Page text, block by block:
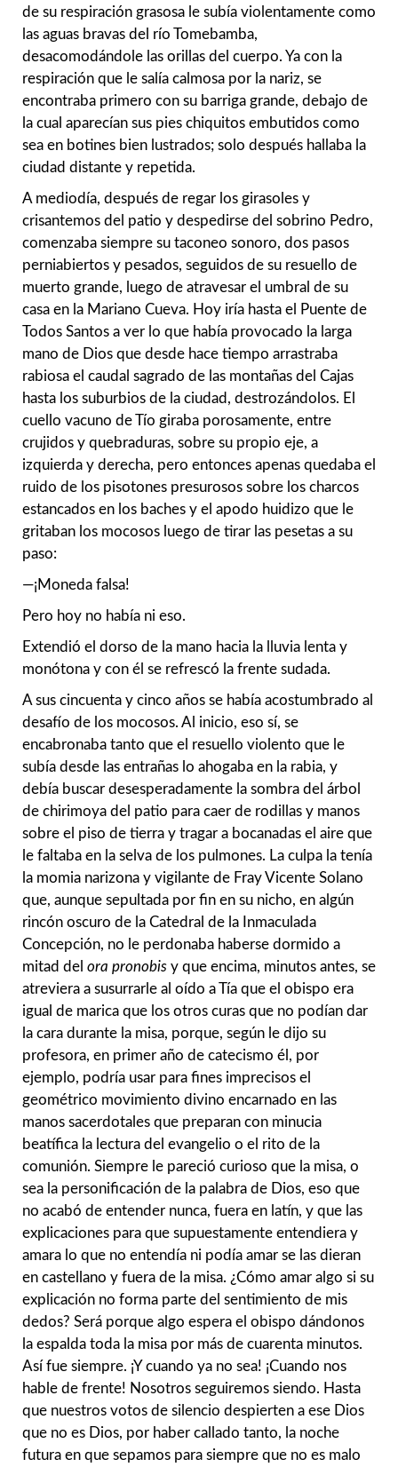
de su respiración grasosa le subía violentamente como
las aguas bravas del río Tomebamba,
desacomodándole las orillas del cuerpo. Ya con la
respiración que le salía calmosa por la nariz, se
encontraba primero con su barriga grande, debajo de
la cual aparecían sus pies chiquitos embutidos como
sea en botines bien lustrados; solo después hallaba la
ciudad distante y repetida.
A mediodía, después de regar los girasoles y
crisantemos del patio y despedirse del sobrino Pedro,
comenzaba siempre su taconeo sonoro, dos pasos
perniabiertos y pesados, seguidos de su resuello de
muerto grande, luego de atravesar el umbral de su
casa en la Mariano Cueva. Hoy iría hasta el Puente de
Todos Santos a ver lo que había provocado la larga
mano de Dios que desde hace tiempo arrastraba
rabiosa el caudal sagrado de las montañas del Cajas
hasta los suburbios de la ciudad, destrozándolos. El
cuello vacuno de Tío giraba porosamente, entre
crujidos y quebraduras, sobre su propio eje, a
izquierda y derecha, pero entonces apenas quedaba el
ruido de los pisotones presurosos sobre los charcos
estancados en los baches y el apodo huidizo que le
gritaban los mocosos luego de tirar las pesetas a su
paso:
—¡Moneda falsa!
Pero hoy no había ni eso.
Extendió el dorso de la mano hacia la lluvia lenta y
monótona y con él se refrescó la frente sudada.
A sus cincuenta y cinco años se había acostumbrado al
desafío de los mocosos. Al inicio, eso sí, se
encabronaba tanto que el resuello violento que le
subía desde las entrañas lo ahogaba en la rabia, y
debía buscar desesperadamente la sombra del árbol
de chirimoya del patio para caer de rodillas y manos
sobre el piso de tierra y tragar a bocanadas el aire que
le faltaba en la selva de los pulmones. La culpa la tenía
la momia narizona y vigilante de Fray Vicente Solano
que, aunque sepultada por fin en su nicho, en algún
rincón oscuro de la Catedral de la Inmaculada
Concepción, no le perdonaba haberse dormido a
mitad del ora pronobis y que encima, minutos antes, se
atreviera a susurrarle al oído a Tía que el obispo era
igual de marica que los otros curas que no podían dar
la cara durante la misa, porque, según le dijo su
profesora, en primer año de catecismo él, por
ejemplo, podría usar para fines imprecisos el
geométrico movimiento divino encarnado en las
manos sacerdotales que preparan con minucia
beatífica la lectura del evangelio o el rito de la
comunión. Siempre le pareció curioso que la misa, o
sea la personificación de la palabra de Dios, eso que
no acabó de entender nunca, fuera en latín, y que las
explicaciones para que supuestamente entendiera y
amara lo que no entendía ni podía amar se las dieran
en castellano y fuera de la misa. ¿Cómo amar algo si su
explicación no forma parte del sentimiento de mis
dedos? Será porque algo espera el obispo dándonos
la espalda toda la misa por más de cuarenta minutos.
Así fue siempre. ¡Y cuando ya no sea! ¡Cuando nos
hable de frente! Nosotros seguiremos siendo. Hasta
que nuestros votos de silencio despierten a ese Dios
que no es Dios, por haber callado tanto, la noche
futura en que sepamos para siempre que no es malo